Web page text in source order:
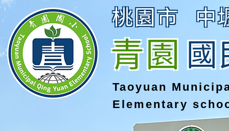
桃園市 中
青園國
Taoyuan
Elementary